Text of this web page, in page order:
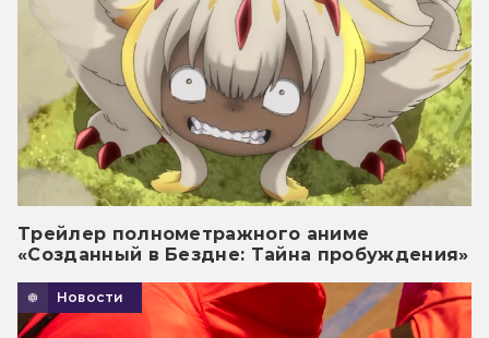
Трейлер полнометражного аниме
«Созданный в Бездне: Тайна пробуждения»
Новости